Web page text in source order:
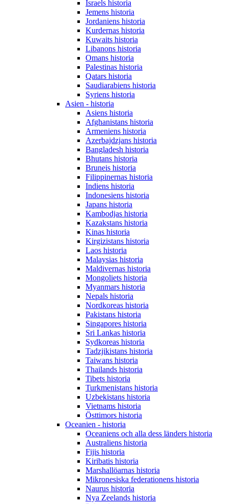
Israels historia
Jemens historia
Jordaniens historia
Kurdernas historia
Kuwaits historia
Libanons historia
Omans historia
Palestinas historia
Qatars historia
Saudiarabiens historia
Syriens historia
Asien - historia
Asiens historia
Afghanistans historia
Armeniens historia
Azerbajdzjans historia
Bangladesh historia
Bhutans historia
Bruneis historia
Filippinernas historia
Indiens historia
Indonesiens historia
Japans historia
Kambodjas historia
Kazakstans historia
Kinas historia
Kirgizistans historia
Laos historia
Malaysias historia
Maldivernas historia
Mongoliets historia
Myanmars historia
Nepals historia
Nordkoreas historia
Pakistans historia
Singapores historia
Sri Lankas historia
Sydkoreas historia
Tadzjikistans historia
Taiwans historia
Thailands historia
Tibets historia
Turkmenistans historia
Uzbekistans historia
Vietnams historia
Östtimors historia
Oceanien - historia
Oceaniens och alla dess länders historia
Australiens historia
Fijis historia
Kiribatis historia
Marshallöarnas historia
Mikronesiska federationens historia
Naurus historia
Nya Zeelands historia